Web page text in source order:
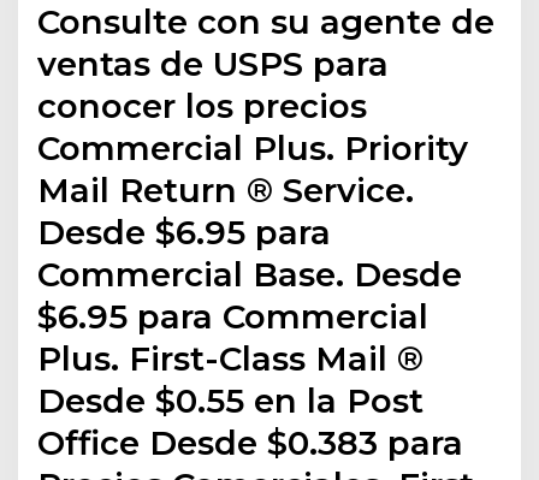
Consulte con su agente de
ventas de USPS para
conocer los precios
Commercial Plus. Priority
Mail Return ® Service.
Desde $6.95 para
Commercial Base. Desde
$6.95 para Commercial
Plus. First-Class Mail ®
Desde $0.55 en la Post
Office Desde $0.383 para